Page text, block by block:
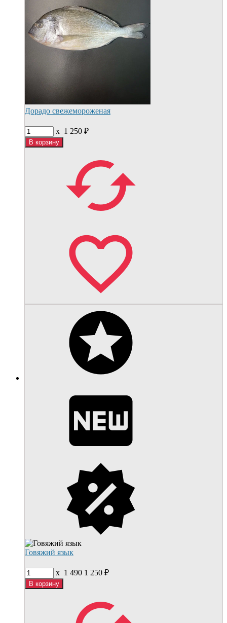
Дорадо свежемороженая
x 1 250 ₽
Говяжий язык
x 1 490 1 250 ₽